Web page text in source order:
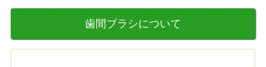
歯間ブラシについて